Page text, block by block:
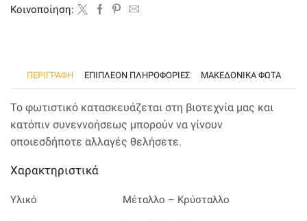
κρύσταλλα
Kοινοποίηση:
ΠΕΡΙΓΡΑΦΉ ΕΠΙΠΛΈΟΝ ΠΛΗΡΟΦΟΡΊΕΣ ΜΑΚΕΔΟΝΙΚΑ ΦΩΤΑ
Το φωτιστικό κατασκευάζεται στη βιοτεχνία μας και
κατόπιν συνεννοήσεως μπορούν να γίνουν
οποιεσδήποτε αλλαγές θελήσετε.
Χαρακτηριστικά
Υλικό Μέταλλο – Κρύσταλλο